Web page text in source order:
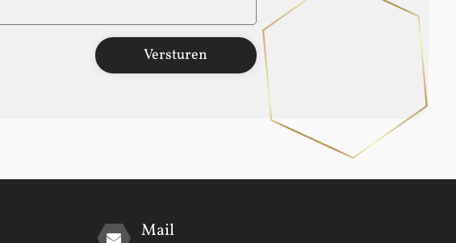
Versturen
Mail